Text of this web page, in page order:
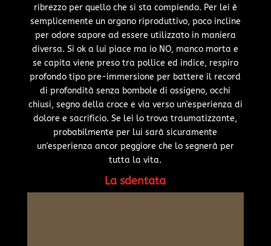
ribrezzo per quello che si sta compiendo. Per lei è
semplicemente un organo riproduttivo, poco incline
per odore sapore ad essere utilizzato in maniera
diversa. Si ok a lui piace ma io NO, manco morta e
se capita viene preso tra pollice ed indice, respiro
profondo tipo pre-immersione per battere il record
di profondità senza bombole di ossigeno, occhi
chiusi, segno della croce e via verso un'esperienza di
dolore e sacrificio. Se lei lo trova traumatizzante,
probabilmente per lui sarà sicuramente
un'esperienza ancor peggiore che lo segnerà per
tutta la vita.
La sdentata